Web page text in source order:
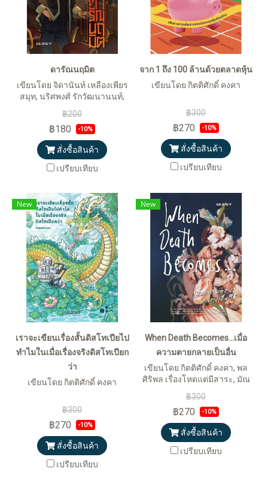
ดารัณนฤมิต
เขียนโดย จิดานันท์ เหลืองเพียร
สมุท, นริศพงศ์ รักวัฒนานนท์,
ศักดิ์ คงคา
฿200
฿180 -10%
สั่งซื้อสินค้า
เปรียบเทียบ
จาก 1 ถึง 100 ล้านด้วยตลาดหุ้น
เขียนโดย กิตติศักดิ์ คงคา
฿300
฿270 -10%
สั่งซื้อสินค้า
เปรียบเทียบ
New
เราจะเขียนเรื่องสั้นดิสโทเปียไป
ทำไมในเมื่อเรื่องจริงดิสโทเปียก
ว่า
เขียนโดย กิตติศักดิ์ คงคา
฿300
฿270 -10%
สั่งซื้อสินค้า
เปรียบเทียบ
New
When Death Becomes…เมื่อ
ความตายกลายเป็นอื่น
เขียนโดย กิตติศักดิ์ คงคา, พล
ศิริพล เรื่องโหดแต่มีสาระ, มัณ
ไดมอนด์ ลึกลับจับมาเล่า, ฝน
ลึกลับจับมาเล่า, ยชญ์ Untitled
Case, ธัญ Untitled Case, ฟลุ๊ค
ชวนดูดะ, ต้อม ชวนดูดะ, มิ มิ
ศวง, แฮม Thachaphol และ
฿300
฿270 -10%
สั่งซื้อสินค้า
เปรียบเทียบ